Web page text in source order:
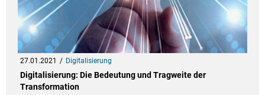
27.01.2021 Digitalisierung
Digitalisierung: Die Bedeutung und Tragweite der
Transformation